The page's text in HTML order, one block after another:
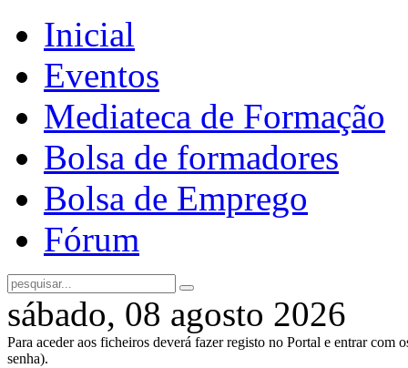
Inicial
Eventos
Mediateca de Formação
Bolsa de formadores
Bolsa de Emprego
Fórum
sábado, 08 agosto 2026
Para aceder aos ficheiros deverá fazer registo no Portal e entrar com
senha).